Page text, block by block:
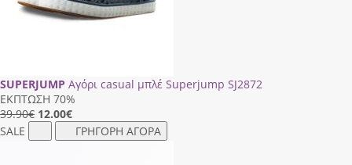
SUPERJUMP Αγόρι casual μπλέ Superjump SJ2872
ΕΚΠΤΩΣΗ 70%
39.90€ 12.00€
SALE
ΓΡΗΓΟΡΗ ΑΓΟΡΑ